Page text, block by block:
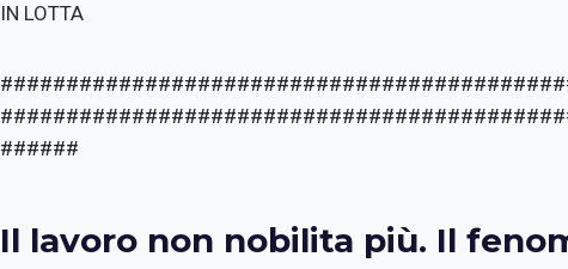
IN LOTTA
######
Il lavoro non nobilita più. Il